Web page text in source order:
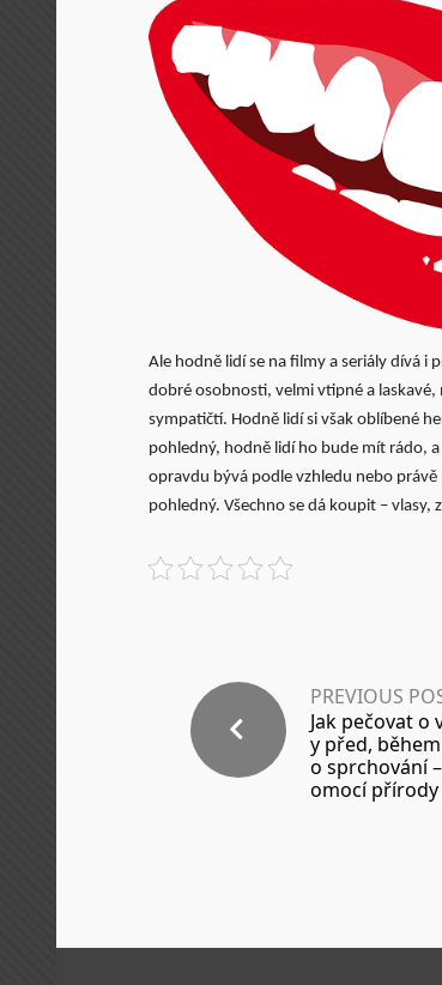
Ale hodně lidí se na filmy a seriály dívá i
dobré osobnosti, velmi vtipné a
sympatičtí. Hodně lidí si však oblíbené
pohledný, hodně lidí ho bude mít rádo,
opravdu bývá podle vzhledu nebo
pohledný. Všechno se dá koupit –
PREVIOUS
Jak pečovat o
y před,
o sprchování
omocí přírody